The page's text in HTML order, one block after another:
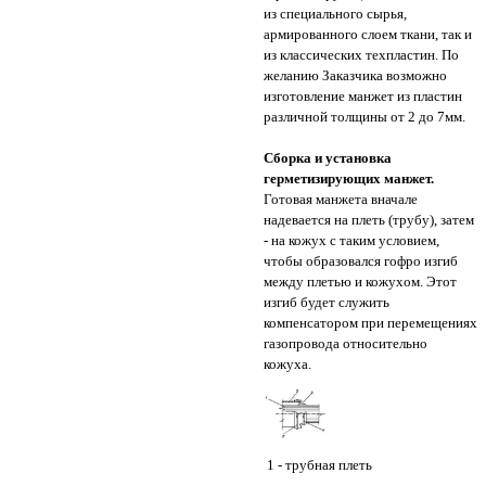
из специального сырья,
армированного слоем ткани, так и
из классических техпластин. По
желанию Заказчика возможно
изготовление манжет из пластин
различной толщины от 2 до 7мм.
Сборка и установка
герметизирующих манжет.
Готовая манжета вначале
надевается на плеть (трубу), затем
- на кожух с таким условием,
чтобы образовался гофро изгиб
между плетью и кожухом. Этот
изгиб будет служить
компенсатором при перемещениях
газопровода относительно
кожуха.
1 - трубная плеть